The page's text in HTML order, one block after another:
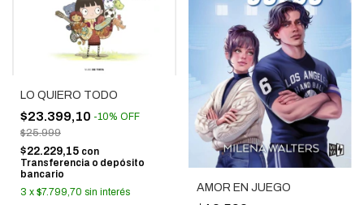
LO QUIERO TODO
$23.399,10 -10% OFF
$25.999
$22.229,15 con
Transferencia o depósito
bancario
3 x $7.799,70 sin interés AMOR EN JUEGO